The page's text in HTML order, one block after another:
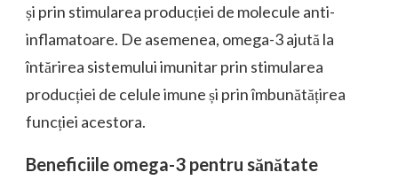
și prin stimularea producției de molecule anti-
inflamatoare. De asemenea, omega-3 ajută la
întărirea sistemului imunitar prin stimularea
producției de celule imune și prin îmbunătățirea
funcției acestora.
Beneficiile omega-3 pentru sănătate